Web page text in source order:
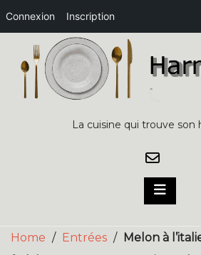
Connexion Inscription
content
La cuisine qui trouve son
Home / Entrées /
Melon à